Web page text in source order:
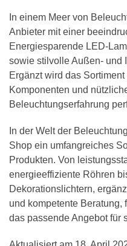
In einem Meer von
Anbieter mit einer
Energiesparende LED-
sowie stilvolle Außen- und
Ergänzt wird das
Komponenten und
Beleuchtungserfahrung
In der Welt der
Shop ein umfangreiches
Produkten. Von
energieeffiziente Röhren
Dekorationslichtern,
und kompetente
das passende Angebot für